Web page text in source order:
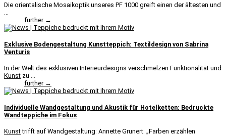
Die orientalische Mosaikoptik unseres PF 1000 greift einen der ältesten und
further →
Exklusive Bodengestaltung Kunstteppich: Textildesign von Sabrina
Venturis
In der Welt des exklusiven Interieurdesigns verschmelzen Funktionalität und
Kunst zu ...
further →
Individuelle Wandgestaltung und Akustik für Hotelketten: Bedruckte
Wandteppiche im Fokus
Kunsttrifft auf Wandgestaltung: Annette Grunert: „Farben erzählen